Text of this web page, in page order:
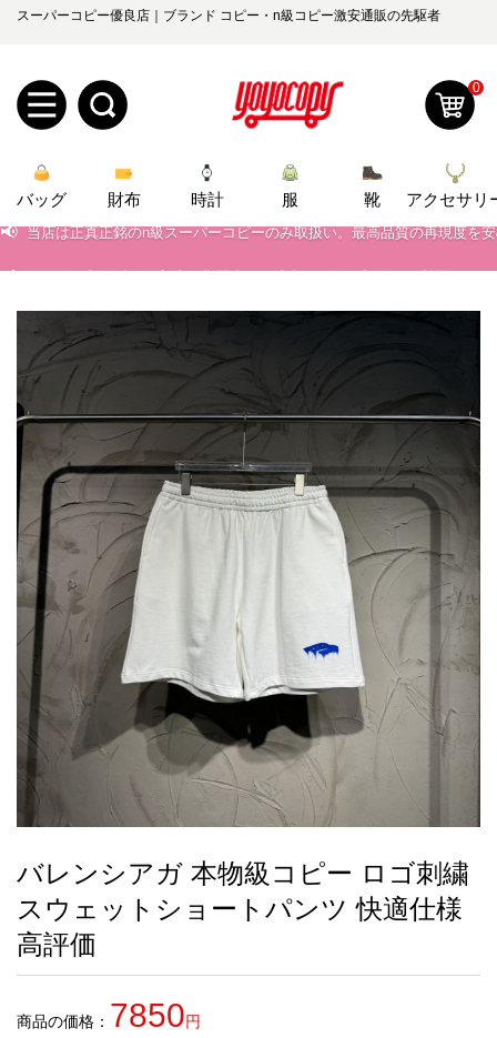
スーパーコピー優良店｜ブランド コピー・n級コピー激安通販の先駆者
規
ー
登
録
ロ
ー
ダ
管
お
知
せ
yoyocopys@gmail.com
2026人気特集
バッグ
財布
時計
服
ズボン
衣装セット
靴
住まい用品
アクセサリー
ベルト
スカーフ
アイフォーンケ
ース
小物
新
す
す
め
商
0
バッグ 財布 時計 服 靴 アクセサリ
当店は正真正銘のn級スーパーコピーのみ取扱い。最高品質の再現度を
📢 2026春の新作続々更新中！期間中のご注文でお得な割引をご利用いただ
当店は正真正銘のn級スーパーコピーのみ取扱い。最高品質の再現度を
📢 2026春の新作続々更新中！期間中のご注文でお得な割引をご利用いただ
📢 新作入荷！ルイ・ヴィトンスーパーコピー バッグ最新モデルが登場。
バレンシアガ 本物級コピー ロゴ刺繍
スウェットショートパンツ 快適仕様
高評価
商品の価格： 7850円